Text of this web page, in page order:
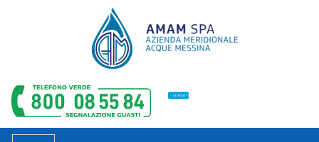
CONTATTI